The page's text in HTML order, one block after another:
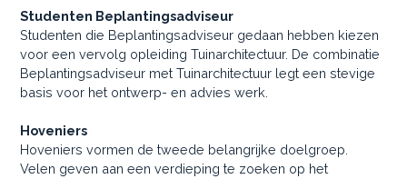
Studenten Beplantingsadviseur
Studenten die Beplantingsadviseur gedaan hebben kiezen
voor een vervolg opleiding Tuinarchitectuur. De combinatie
Beplantingsadviseur met Tuinarchitectuur legt een stevige
basis voor het ontwerp- en advies werk.
Hoveniers
Hoveniers vormen de tweede belangrijke doelgroep.
Velen geven aan een verdieping te zoeken op het